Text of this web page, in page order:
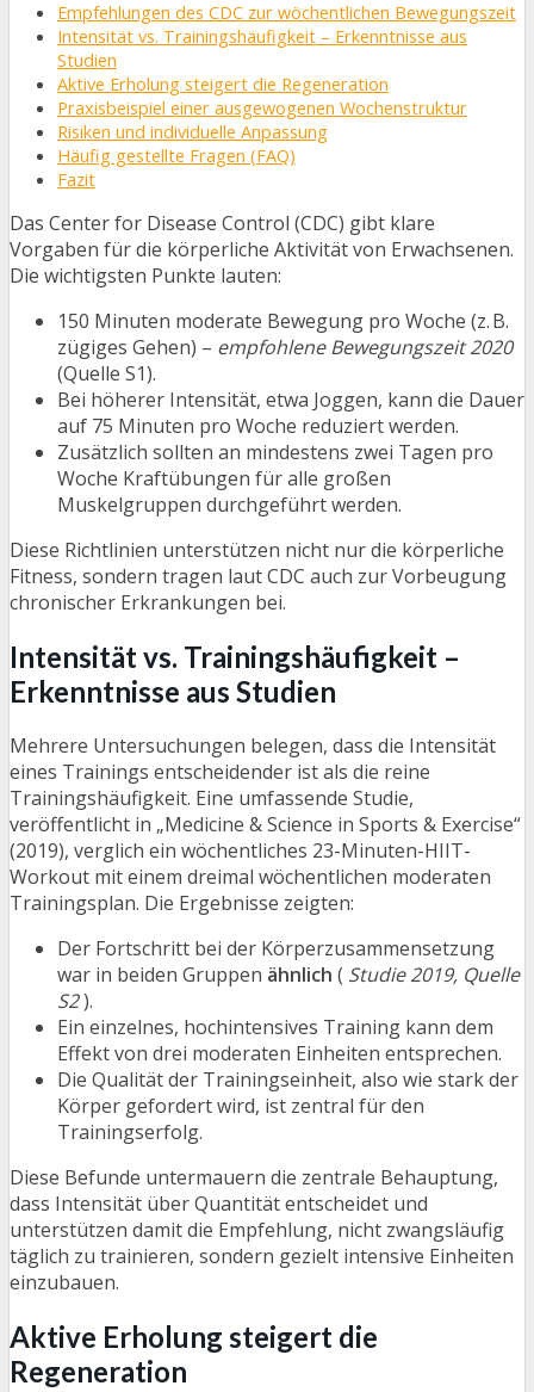
Empfehlungen des CDC zur wöchentlichen Bewegungszeit
Intensität vs. Trainingshäufigkeit – Erkenntnisse aus
Studien
Aktive Erholung steigert die Regeneration
Praxisbeispiel einer ausgewogenen Wochenstruktur
Risiken und individuelle Anpassung
Häufig gestellte Fragen (FAQ)
Fazit
Das Center for Disease Control (CDC) gibt klare
Vorgaben für die körperliche Aktivität von Erwachsenen.
Die wichtigsten Punkte lauten:
150 Minuten moderate Bewegung pro Woche (z. B.
zügiges Gehen) – empfohlene Bewegungszeit 2020
(Quelle S1).
Bei höherer Intensität, etwa Joggen, kann die Dauer
auf 75 Minuten pro Woche reduziert werden.
Zusätzlich sollten an mindestens zwei Tagen pro
Woche Kraftübungen für alle großen
Muskelgruppen durchgeführt werden.
Diese Richtlinien unterstützen nicht nur die körperliche
Fitness, sondern tragen laut CDC auch zur Vorbeugung
chronischer Erkrankungen bei.
Intensität vs. Trainingshäufigkeit –
Erkenntnisse aus Studien
Mehrere Untersuchungen belegen, dass die Intensität
eines Trainings entscheidender ist als die reine
Trainingshäufigkeit. Eine umfassende Studie,
veröffentlicht in „Medicine & Science in Sports & Exercise“
(2019), verglich ein wöchentliches 23-Minuten-HIIT-
Workout mit einem dreimal wöchentlichen moderaten
Trainingsplan. Die Ergebnisse zeigten:
Der Fortschritt bei der Körperzusammensetzung
war in beiden Gruppen ähnlich ( Studie 2019, Quelle
S2).
Ein einzelnes, hochintensives Training kann dem
Effekt von drei moderaten Einheiten entsprechen.
Die Qualität der Trainingseinheit, also wie stark der
Körper gefordert wird, ist zentral für den
Trainingserfolg.
Diese Befunde untermauern die zentrale Behauptung,
dass Intensität über Quantität entscheidet und
unterstützen damit die Empfehlung, nicht zwangsläufig
täglich zu trainieren, sondern gezielt intensive Einheiten
einzubauen.
Aktive Erholung steigert die
Regeneration